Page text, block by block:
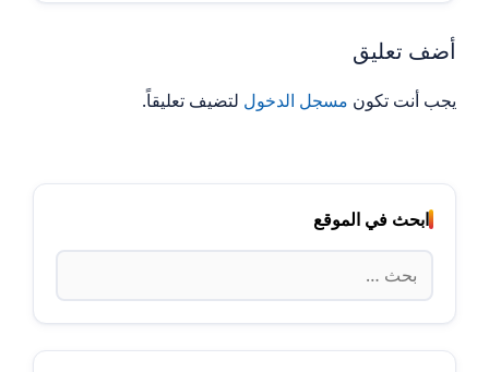
أضف تعليق
يجب أنت تكون مسجل الدخول لتضيف تعليقاً.
ابحث في الموقع
البحث
عن: